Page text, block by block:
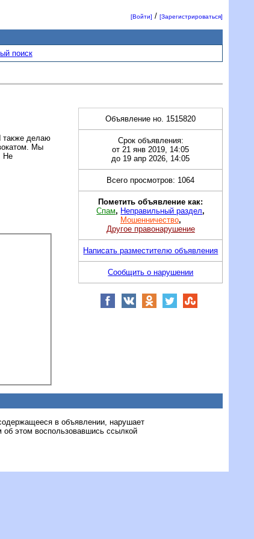
[Войти] /[Зарегистрироваться]
поиск
также делаю
Мы
Не
Объявление но. 1515820
Срок объявления:
от 21 янв 2019, 14:05
до 19 апр 2026, 14:05
Всего просмотров: 1064
Пометить объявление как:
Спам, Неправильный раздел,
Мошенничество,
Другое правонарушение
Написать разместителю объявления
Сообщить о нарушении
в объявлении, нарушает
этом воспользовавшись ссылкой